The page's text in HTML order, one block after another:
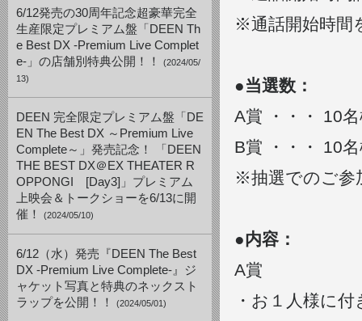
6/12発売の30周年記念超豪華完全
生産限定プレミアム盤「DEEN Th
e Best DX -Premium Live Complet
e-」の店舗別特典公開！！
(2024/05/
13)
DEEN 完全限定プレミアム盤「DE
EN The Best DX ～Premium Live
Complete～」発売記念！ 「DEEN
THE BEST DX＠EX THEATER R
OPPONGI [Day3]」プレミアム
上映会＆トークショーを6/13に開
催！
(2024/05/10)
6/12（水）発売『DEEN The Best
DX -Premium Live Complete-』ジ
ャケット写真と特典のネックスト
ラップを公開！！
(2024/05/01)
※通話開始時間
●当選数：
A賞 ・・・ 10
B賞 ・・・ 10
※抽選でのご参
●内容：
A賞
・お１人様に